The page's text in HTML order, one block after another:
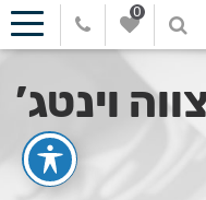
0
וינטג’